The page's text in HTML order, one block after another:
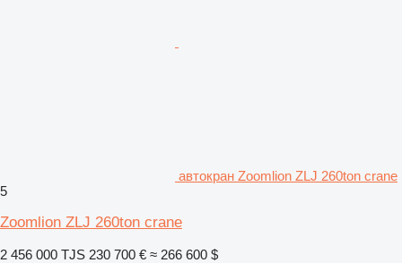
автокран Zoomlion ZLJ 260ton crane
5
Zoomlion ZLJ 260ton crane
2 456 000 TJS 230 700 € ≈ 266 600 $